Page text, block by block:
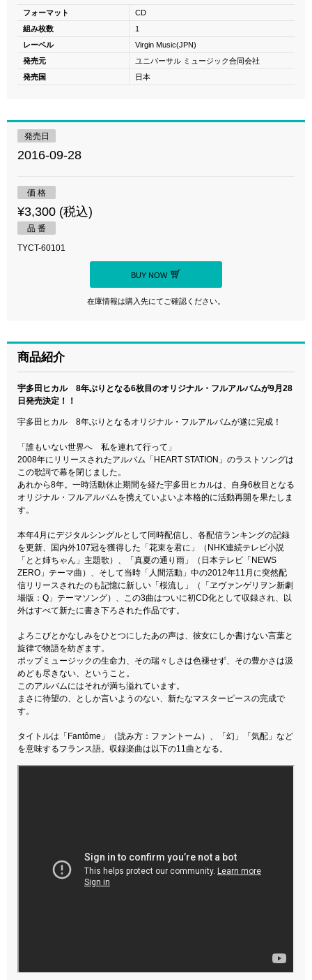
フォーマット
CD
組み枚数
1
レーベル
Virgin Music(JPN)
発売元
ユニバーサル ミュージック合同会社
発売国
日本
発売日
2016-09-28
価 格
¥3,300 (税込)
品 番
TYCT-60101
BUY NOW
在庫情報は購入先にてご確認ください。
商品紹介
宇多田ヒカル 8年ぶりとなる6枚目のオリジナル・フルアルバムが9月28
日発売決定！！
宇多田ヒカル 8年ぶりとなるオリジナル・フルアルバムが遂に完成！
「誰もいない世界へ 私を連れて行って」
2008年にリリースされたアルバム「HEART STATION」のラストソングは
この歌詞で幕を閉じました。
あれから8年。一時活動休止期間を経た宇多田ヒカルは、自身6枚目となる
オリジナル・フルアルバムを携えていよいよ本格的に活動再開を果たしま
す。
本年4月にデジタルシングルとして同時配信し、各配信ランキングの記録
を更新、国内外107冠を獲得した「花束を君に」（NHK連続テレビ小説
「とと姉ちゃん」主題歌）、「真夏の通り雨」（日本テレビ「NEWS
ZERO」テーマ曲）、そして当時「人間活動」中の2012年11月に突然配
信リリースされたのも記憶に新しい「桜流し」（「ヱヴァンゲリヲン新劇
場版：Q」テーマソング）、この3曲はついに初CD化として収録され、以
外はすべて新たに書き下ろされた作品です。
よろこびとかなしみをひとつにしたあの声は、彼女にしか書けない言葉と
旋律で物語を紡ぎます。
ポップミュージックの生命力、その瑞々しさは色褪せず、その豊かさは汲
めども尽きない、ということ。
このアルバムにはそれが満ち溢れています。
まさに待望の、としか言いようのない、新たなマスターピースの完成で
す。
タイトルは「Fantôme」（読み方：ファントーム）、「幻」「気配」など
を意味するフランス語。収録楽曲は以下の11曲となる。